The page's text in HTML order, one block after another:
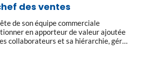
des ventes
de son équipe commerciale
en apporteur de valeur ajoutée
collaborateurs et sa hiérarchie, gérer
l’écoute de son équipe pour mieux la
en place les leviers de la […]